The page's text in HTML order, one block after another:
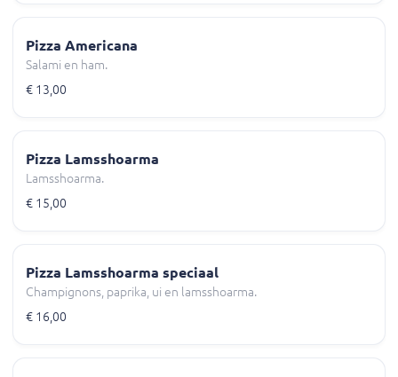
Pizza Americana
Salami en ham.
€ 13,00
Pizza Lamsshoarma
Lamsshoarma.
€ 15,00
Pizza Lamsshoarma speciaal
Champignons, paprika, ui en lamsshoarma.
€ 16,00